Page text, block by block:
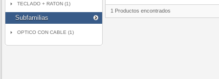
TECLADO + RATON (1)
Subfamilias
OPTICO CON CABLE (1)
1 Productos encontrados